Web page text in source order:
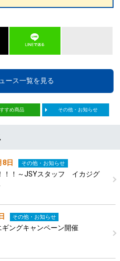
ース一覧を見る
すめ商品 その他・お知らせ
日 その他・お知らせ
！！～JSYスタッフ イカジグ
その他・お知らせ
ングキャンペーン開催